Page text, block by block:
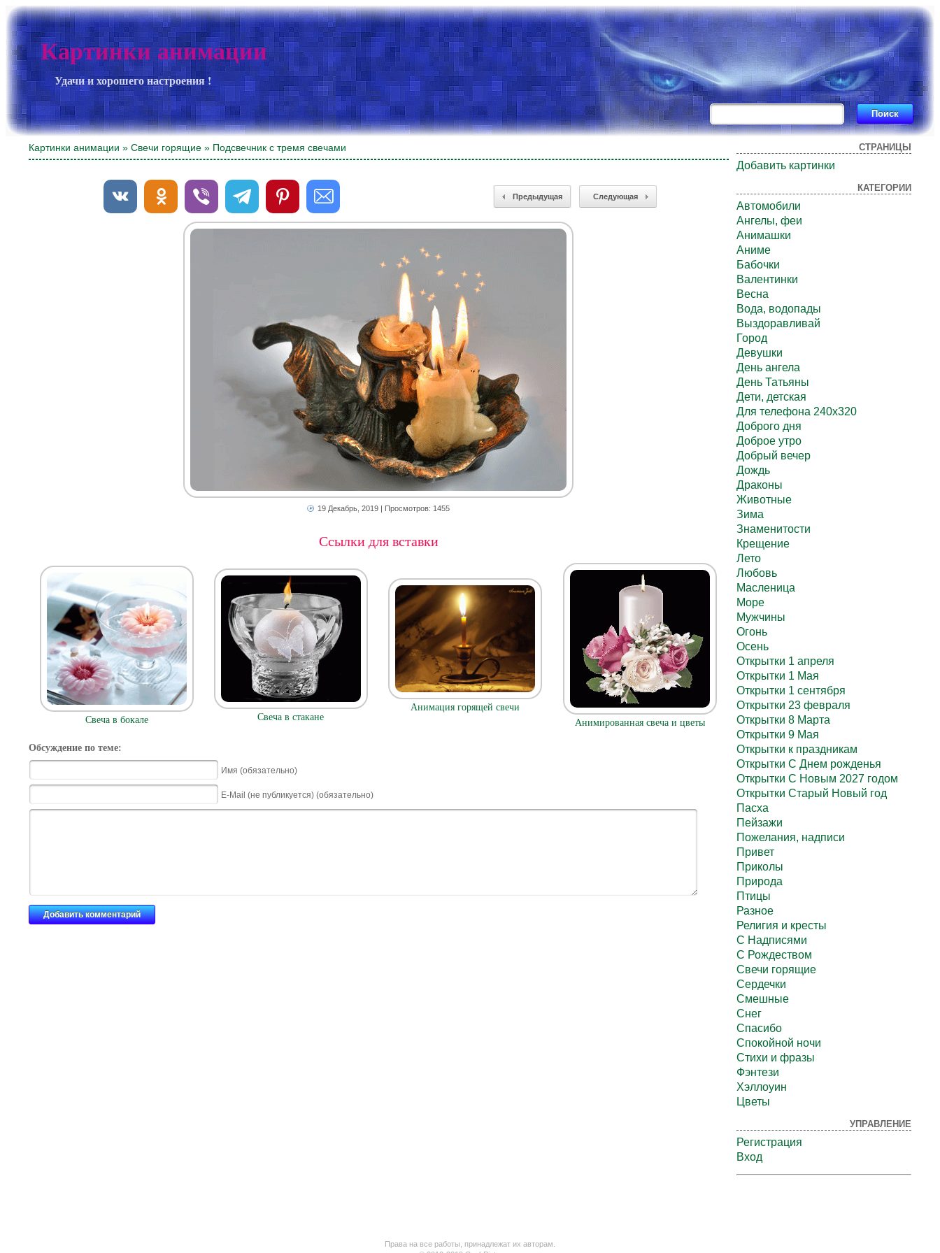
Картинки анимации
Удачи и хорошего настроения !
Картинки анимации »Свечи горящие » Подсвечник с тремя свечами
Предыдущая Следующая
19 Декабрь, 2019 | Просмотров: 1455
Ссылки для вставки
Свеча в бокале Свеча в стакане
Анимация горящей свечи
Анимированная свеча и цветы
Обсуждение по теме:
Имя (обязательно)
E-Mail (не публикуется) (обязательно)
СТРАНИЦЫ
Добавить картинки
КАТЕГОРИИ
Автомобили
Ангелы, феи
Анимашки
Аниме
Бабочки
Валентинки
Весна
Вода, водопады
Выздоравливай
Город
Девушки
День ангела
День Татьяны
Дети, детская
Для телефона 240х320
Доброго дня
Доброе утро
Добрый вечер
Дождь
Драконы
Животные
Зима
Знаменитости
Крещение
Лето
Любовь
Масленица
Море
Мужчины
Огонь
Осень
Открытки 1 апреля
Открытки 1 Мая
Открытки 1 сентября
Открытки 23 февраля
Открытки 8 Марта
Открытки 9 Мая
Открытки к праздникам
Открытки С Днем рожденья
Открытки С Новым 2027 годом
Открытки Старый Новый год
Пасха
Пейзажи
Пожелания, надписи
Привет
Приколы
Природа
Птицы
Разное
Религия и кресты
С Надписями
С Рождеством
Свечи горящие
Сердечки
Смешные
Снег
Спасибо
Спокойной ночи
Стихи и фразы
Фэнтези
Хэллоуин
Цветы
УПРАВЛЕНИЕ
Регистрация
Вход
Права на все работы, принадлежат их авторам.